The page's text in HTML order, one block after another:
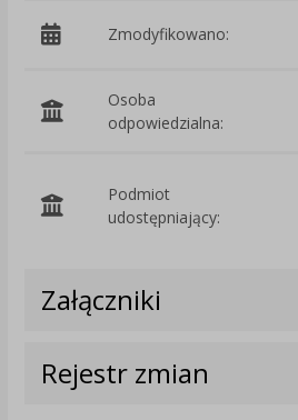
Zmodyfikowano:
Osoba
odpowiedzialna:
Podmiot
udostępniający:
Załączniki
Rejestr zmian